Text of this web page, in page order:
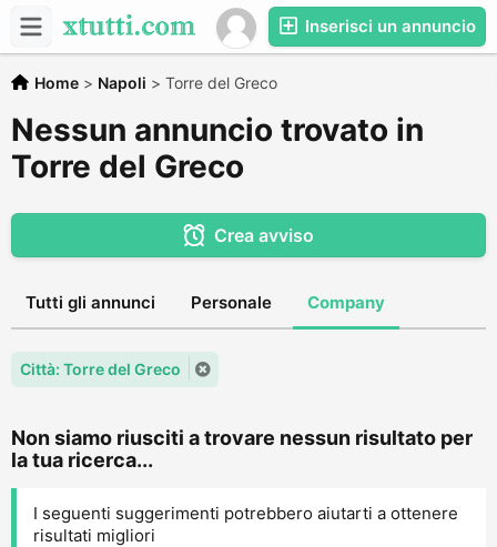
Inserisci un annuncio
Home > Napoli > Torre del Greco
Nessun annuncio trovato in
Torre del Greco
Crea avviso
Tutti gli annunci Personale Company
Città: Torre del Greco
Non siamo riusciti a trovare nessun risultato per
la tua ricerca...
I seguenti suggerimenti potrebbero aiutarti a ottenere
risultati migliori